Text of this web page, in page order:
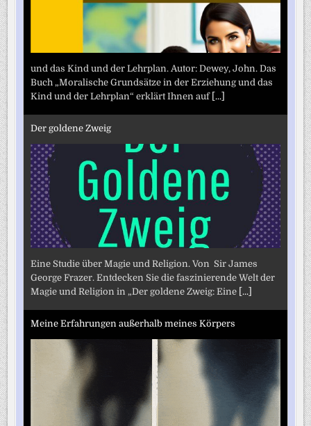
und das Kind und der Lehrplan. Autor: Dewey, John. Das
Buch „Moralische Grundsätze in der Erziehung und das
Kind und der Lehrplan“ erklärt Ihnen auf [...]
Der goldene Zweig
Eine Studie über Magie und Religion. Von Sir James
George Frazer. Entdecken Sie die faszinierende Welt der
Magie und Religion in „Der goldene Zweig: Eine [...]
Meine Erfahrungen außerhalb meines Körpers